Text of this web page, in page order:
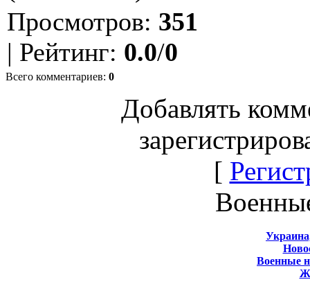
Просмотров: 351
| Рейтинг: 0.0/0
Всего комментариев: 0
Добавлять
[
Военные